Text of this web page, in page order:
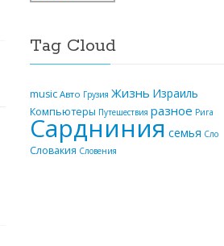
Tag Cloud
music Авто Грузия Жизнь Израиль
Компьютеры Путешествия разное Рига
Сардниния семья Сло
Словакия Словения